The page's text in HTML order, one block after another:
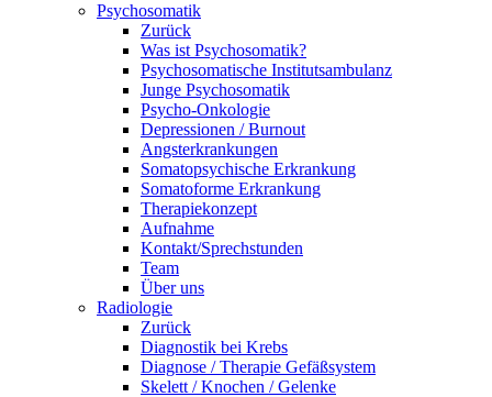
Psychosomatik
Zurück
Was ist Psychosomatik?
Psychosomatische Institutsambulanz
Junge Psychosomatik
Psycho-Onkologie
Depressionen / Burnout
Angsterkrankungen
Somatopsychische Erkrankung
Somatoforme Erkrankung
Therapiekonzept
Aufnahme
Kontakt/Sprechstunden
Team
Über uns
Radiologie
Zurück
Diagnostik bei Krebs
Diagnose / Therapie Gefäßsystem
Skelett / Knochen / Gelenke